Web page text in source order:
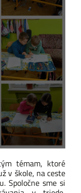
témam, ktoré
v škole, na ceste
Spoločne sme si